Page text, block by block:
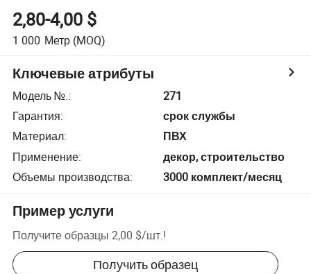
2,80-4,00 $
1 000 Метр (MOQ)
Ключевые атрибуты
Модель №.:
271
Гарантия:
срок службы
Материал:
ПВХ
Применение:
декор, строительство
Объемы производства: 3000 комплект/месяц
Пример услуги
Получите образцы 2,00 $/шт.!
Получить образец